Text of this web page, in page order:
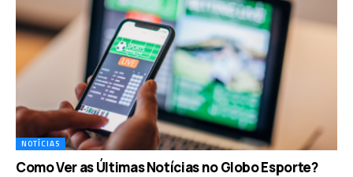
NOTÍCIAS
Como Ver as Últimas Notícias no Globo Esporte?